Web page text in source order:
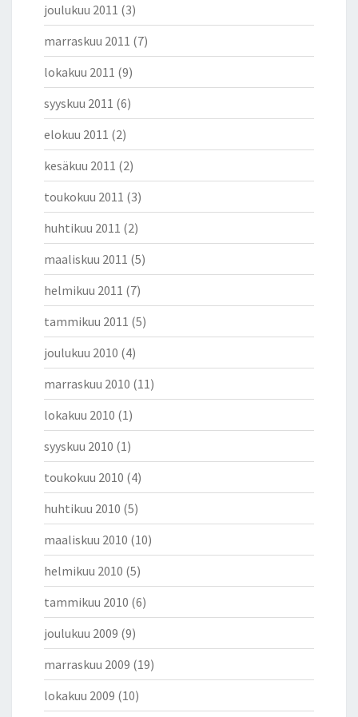
joulukuu 2011 (3)
marraskuu 2011 (7)
lokakuu 2011 (9)
syyskuu 2011 (6)
elokuu 2011 (2)
kesäkuu 2011 (2)
toukokuu 2011 (3)
huhtikuu 2011 (2)
maaliskuu 2011 (5)
helmikuu 2011 (7)
tammikuu 2011 (5)
joulukuu 2010 (4)
marraskuu 2010 (11)
lokakuu 2010 (1)
syyskuu 2010 (1)
toukokuu 2010 (4)
huhtikuu 2010 (5)
maaliskuu 2010 (10)
helmikuu 2010 (5)
tammikuu 2010 (6)
joulukuu 2009 (9)
marraskuu 2009 (19)
lokakuu 2009 (10)